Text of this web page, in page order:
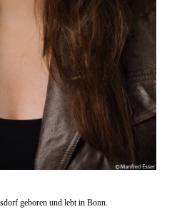
geboren und lebt in Bonn.